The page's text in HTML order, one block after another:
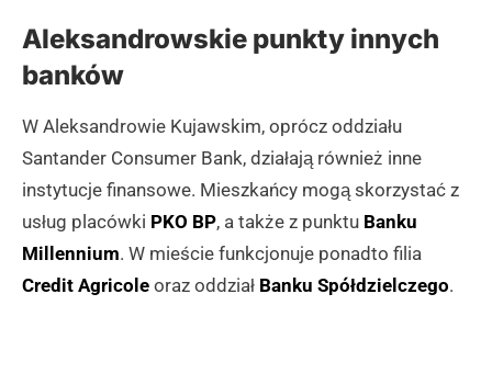
Aleksandrowskie punkty innych
banków
W Aleksandrowie Kujawskim, oprócz oddziału
Santander Consumer Bank, działają również inne
instytucje finansowe. Mieszkańcy mogą skorzystać z
usług placówki PKO BP, a także z punktu Banku
Millennium. W mieście funkcjonuje ponadto filia
Credit Agricole oraz oddział Banku Spółdzielczego.